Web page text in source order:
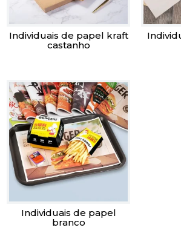
Individuais de papel kraft
castanho
Individuais de papel
branco